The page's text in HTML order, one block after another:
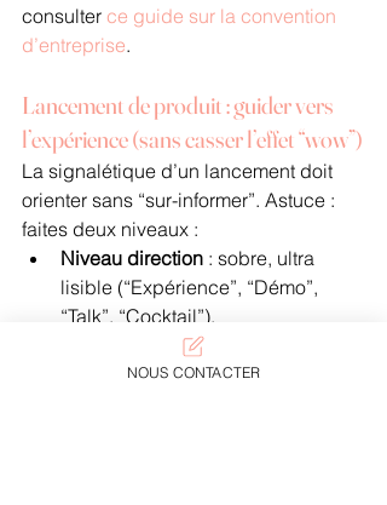
consulter ce guide sur la convention
d’entreprise.
Lancement de produit : guider vers
l’expérience (sans casser l’effet “wow”)
La signalétique d’un lancement doit
orienter sans “sur-informer”. Astuce :
faites deux niveaux :
Niveau direction : sobre, ultra
lisible (“Expérience”, “Démo”,
“Talk”, “Cocktail”).
Niveau ambiance
courts, éléments
NOUS CONTACTER